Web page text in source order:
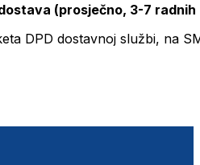
dostava (prosječno, 3-7 radnih
DPD dostavnoj službi, na